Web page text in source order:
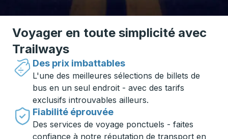
Voyager en toute simplicité avec
Trailways
Des prix imbattables
L'une des meilleures sélections de billets de
bus en un seul endroit - avec des tarifs
exclusifs introuvables ailleurs.
Fiabilité éprouvée
Des services de voyage ponctuels - faites
confiance à notre réputation de transport en